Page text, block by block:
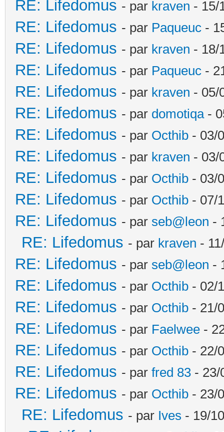
RE: Lifedomus - par kraven - 15/
RE: Lifedomus - par Paqueuc -
RE: Lifedomus - par kraven - 18/
RE: Lifedomus - par Paqueuc -
RE: Lifedomus - par kraven - 05/
RE: Lifedomus - par domotiqa-
RE: Lifedomus - par Octhib - 03/
RE: Lifedomus - par kraven - 03/
RE: Lifedomus - par Octhib - 03/
RE: Lifedomus - par Octhib - 07/
RE: Lifedomus - par seb@leon -
RE: Lifedomus - par kraven -
RE: Lifedomus - par seb@leon -
RE: Lifedomus - par Octhib - 02/
RE: Lifedomus - par Octhib - 21/
RE: Lifedomus - par Faelwee -
RE: Lifedomus - par Octhib - 22/
RE: Lifedomus - par fred 83 - 23/
RE: Lifedomus - par Octhib - 23/
RE: Lifedomus - par Ives - 19/